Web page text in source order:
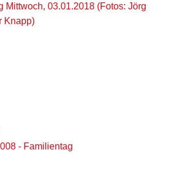
Mittwoch, 03.01.2018 (Fotos: Jörg
Knapp)
- Familientag